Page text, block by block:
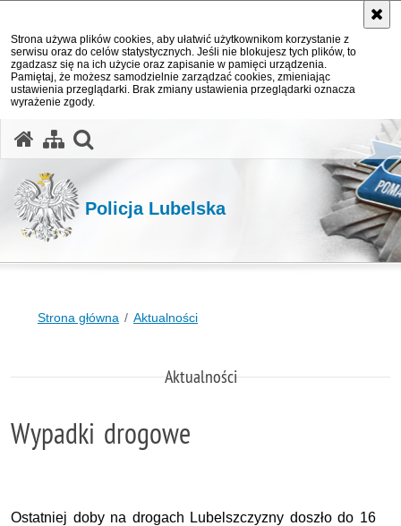
Strona używa plików cookies, aby ułatwić użytkownikom korzystanie z
serwisu oraz do celów statystycznych. Jeśli nie blokujesz tych plików, to
zgadzasz się na ich użycie oraz zapisanie w pamięci urządzenia.
Pamiętaj, że możesz samodzielnie zarządzać cookies, zmieniając
ustawienia przeglądarki. Brak zmiany ustawienia przeglądarki oznacza
wyrażenie zgody.
Policja Lubelska
Strona główna Aktualności
Aktualności
Wypadki drogowe
Ostatniej doby na drogach Lubelszczyzny doszło do 16